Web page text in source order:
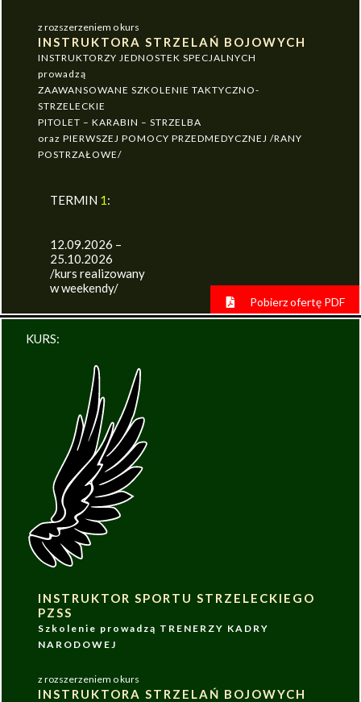
z rozszerzeniem o kurs
INSTRUKTORA STRZELAŃ BOJOWYCH
INSTRUKTORZY JEDNOSTEK SPECJALNYCH
prowadzą
ZAAWANSOWANE SZKOLENIE TAKTYCZNO-
STRZELECKIE
PITOLET – KARABIN – STRZELBA
oraz PIERWSZEJ POMOCY PRZEDMEDYCZNEJ /RANY
POSTRZAŁOWE/
TERMIN 1:
12.09.2026 –
25.10.2026
/kurs realizowany
w weekendy/
Pobierz ofertę PDF
KURS:
INSTRUKTOR SPORTU STRZELECKIEGO
PZSS
Szkolenie prowadzą TRENERZY KADRY
NARODOWEJ
z rozszerzeniem o kurs
INSTRUKTORA STRZELAŃ BOJOWYCH